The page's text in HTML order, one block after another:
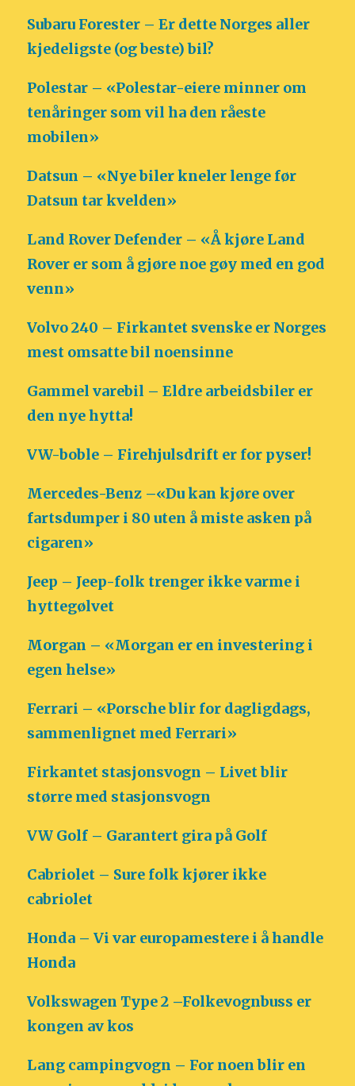
Subaru Forester – Er dette Norges aller
kjedeligste (og beste) bil?
Polestar – «Polestar-eiere minner om
tenåringer som vil ha den råeste
mobilen»
Datsun – «Nye biler kneler lenge før
Datsun tar kvelden»
Land Rover Defender – «Å kjøre Land
Rover er som å gjøre noe gøy med en god
venn»
Volvo 240 – Firkantet svenske er Norges
mest omsatte bil noensinne
Gammel varebil – Eldre arbeidsbiler er
den nye hytta!
VW-boble – Firehjulsdrift er for pyser!
Mercedes-Benz –«Du kan kjøre over
fartsdumper i 80 uten å miste asken på
cigaren»
Jeep – Jeep-folk trenger ikke varme i
hyttegølvet
Morgan – «Morgan er en investering i
egen helse»
Ferrari – «Porsche blir for dagligdags,
sammenlignet med Ferrari»
Firkantet stasjonsvogn – Livet blir
større med stasjonsvogn
VW Golf – Garantert gira på Golf
Cabriolet – Sure folk kjører ikke
cabriolet
Honda – Vi var europamestere i å handle
Honda
Volkswagen Type 2 –Folkevognbuss er
kongen av kos
Lang campingvogn – For noen blir en